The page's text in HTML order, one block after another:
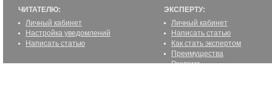
ЧИТАТЕЛЮ:
Личный кабинет
Настройка уведомлений
Написать статью
ЭКСПЕРТУ:
Личный кабинет
Написать статью
Как стать экспертом
Преимущества
Реклама